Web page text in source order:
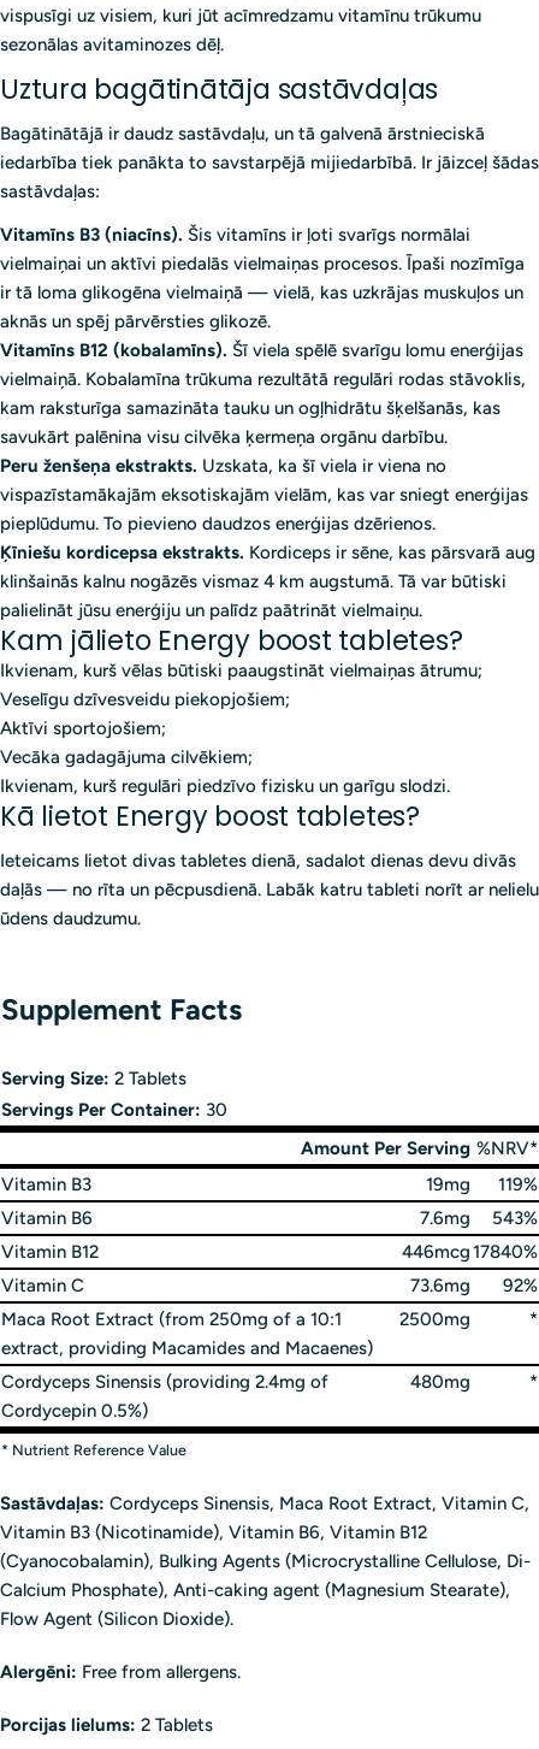
vispusīgi uz visiem, kuri jūt acīmredzamu vitamīnu trūkumu
sezonālas avitaminozes dēļ.
Uztura bagātinātāja sastāvdaļas
Bagātinātājā ir daudz sastāvdaļu, un tā galvenā ārstnieciskā
iedarbība tiek panākta to savstarpējā mijiedarbībā. Ir jāizceļ šādas
sastāvdaļas:
Vitamīns B3 (niacīns). Šis vitamīns ir ļoti svarīgs normālai
vielmaiņai un aktīvi piedalās vielmaiņas procesos. Īpaši nozīmīga
ir tā loma glikogēna vielmaiņā — vielā, kas uzkrājas muskuļos un
aknās un spēj pārvērsties glikozē.
Vitamīns B12 (kobalamīns). Šī viela spēlē svarīgu lomu enerģijas
vielmaiņā. Kobalamīna trūkuma rezultātā regulāri rodas stāvoklis,
kam raksturīga samazināta tauku un ogļhidrātu šķelšanās, kas
savukārt palēnina visu cilvēka ķermeņa orgānu darbību.
Peru ženšeņa ekstrakts. Uzskata, ka šī viela ir viena no
vispazīstamākajām eksotiskajām vielām, kas var sniegt enerģijas
pieplūdumu. To pievieno daudzos enerģijas dzērienos.
Ķīniešu kordicepsa ekstrakts. Kordiceps ir sēne, kas pārsvarā aug
klinšainās kalnu nogāzēs vismaz 4 km augstumā. Tā var būtiski
palielināt jūsu enerģiju un palīdz paātrināt vielmaiņu.
Kam jālieto Energy boost tabletes?
Ikvienam, kurš vēlas būtiski paaugstināt vielmaiņas ātrumu;
Veselīgu dzīvesveidu piekopjošiem;
Aktīvi sportojošiem;
Vecāka gadagājuma cilvēkiem;
Ikvienam, kurš regulāri piedzīvo fizisku un garīgu slodzi.
Kā lietot Energy boost tabletes?
Ieteicams lietot divas tabletes dienā, sadalot dienas devu divās
daļās — no rīta un pēcpusdienā. Labāk katru tableti norīt ar nelielu
ūdens daudzumu.
Supplement Facts
Serving Size: 2 Tablets
Servings Per Container: 30
Amount Per Serving %NRV*
Vitamin B3
19mg
119%
Vitamin B6
7.6mg
543%
Vitamin B12
446mcg17840%
Vitamin C
73.6mg
92%
Maca Root Extract (from 250mg of a 10:1
extract, providing Macamides and Macaenes)
2500mg *
Cordyceps Sinensis (providing 2.4mg of
Cordycepin 0.5%)
480mg *
* Nutrient Reference Value
Sastāvdaļas: Cordyceps Sinensis, Maca Root Extract, Vitamin C,
Vitamin B3 (Nicotinamide), Vitamin B6, Vitamin B12
(Cyanocobalamin), Bulking Agents (Microcrystalline Cellulose, Di-
Calcium Phosphate), Anti-caking agent (Magnesium Stearate),
Flow Agent (Silicon Dioxide).
Alergēni: Free from allergens.
Porcijas lielums: 2 Tablets